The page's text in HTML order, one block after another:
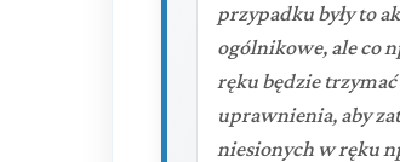
przypadku były to
ogólnikowe, ale co
ręku będzie trzymać
uprawnienia, aby
niesionych w ręku